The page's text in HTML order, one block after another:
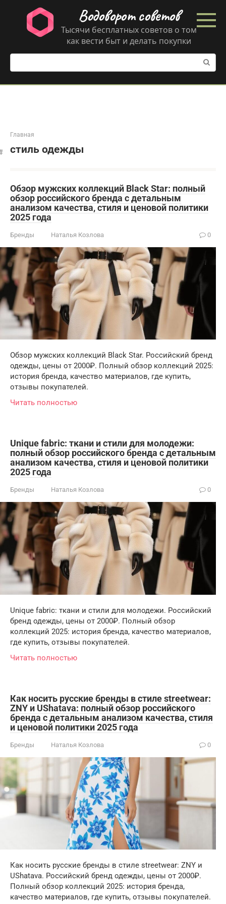
контенту
Водоворот советов
Тысячи бесплатных советов о том
как вести быт и делать покупки
Поиск:
Главная
стиль одежды
Обзор мужских коллекций Black Star: полный
обзор российского бренда с детальным
анализом качества, стиля и ценовой политики
2025 года
Бренды Наталья Козлова 0
Обзор мужских коллекций Black Star. Российский бренд
одежды, цены от 2000₽. Полный обзор коллекций 2025:
история бренда, качество материалов, где купить,
отзывы покупателей.
Читать полностью
Unique fabric: ткани и стили для молодежи:
полный обзор российского бренда с детальным
анализом качества, стиля и ценовой политики
2025 года
Бренды Наталья Козлова 0
Unique fabric: ткани и стили для молодежи. Российский
бренд одежды, цены от 2000₽. Полный обзор
коллекций 2025: история бренда, качество материалов,
где купить, отзывы покупателей.
Читать полностью
Как носить русские бренды в стиле streetwear:
ZNY и UShatava: полный обзор российского
бренда с детальным анализом качества, стиля
и ценовой политики 2025 года
Бренды Наталья Козлова 0
Как носить русские бренды в стиле streetwear: ZNY и
UShatava. Российский бренд одежды, цены от 2000₽.
Полный обзор коллекций 2025: история бренда,
качество материалов, где купить, отзывы покупателей.